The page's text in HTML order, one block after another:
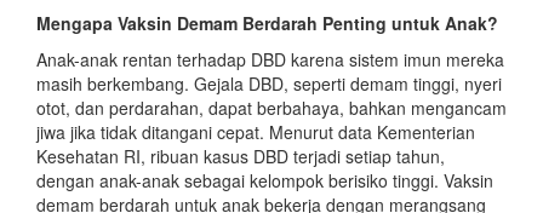
Mengapa Vaksin Demam Berdarah Penting untuk Anak?
Anak-anak rentan terhadap DBD karena sistem imun mereka
masih berkembang. Gejala DBD, seperti demam tinggi, nyeri
otot, dan perdarahan, dapat berbahaya, bahkan mengancam
jiwa jika tidak ditangani cepat. Menurut data Kementerian
Kesehatan RI, ribuan kasus DBD terjadi setiap tahun,
dengan anak-anak sebagai kelompok berisiko tinggi. Vaksin
demam berdarah untuk anak bekerja dengan merangsang